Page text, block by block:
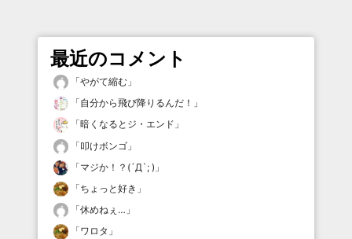
最近のコメント
「やがて縮む 」
「自分から飛び降りるんだ！ 」
「暗くなるとジ・エンド 」
「叩けボンゴ 」
「マジか！？(´Д`; ) 」
「ちょっと好き 」
「休めねぇ… 」
「ワロタ 」